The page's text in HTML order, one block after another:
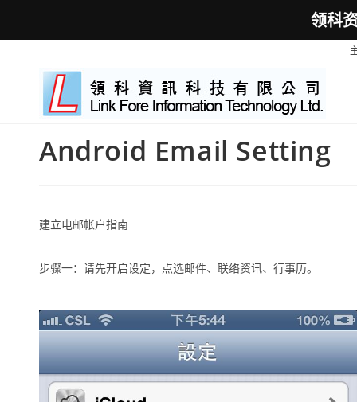
Android Email Setting
建立电邮帐户指南
步骤一：请先开启设定，点选邮件、联络资讯、行事历。
领科